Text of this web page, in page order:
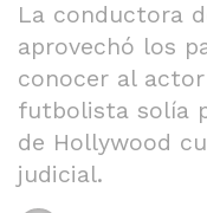
La conductora
aprovechó los
conocer al
futbolista solía
de Hollywood
judicial.